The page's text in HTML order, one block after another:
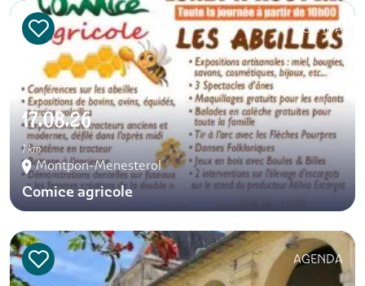
AGENDA
17.08.26
1 km
Montpon-Menesterol
Comice agricole
AGENDA